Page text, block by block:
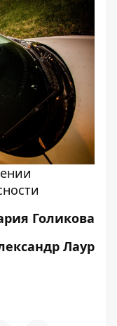
Голикова
Лаур